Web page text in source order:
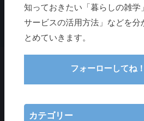
知っておきたい「暮らしの雑学
サービスの活用方法」などを分
とめていきます。
フォーローしてね！
カテゴリー